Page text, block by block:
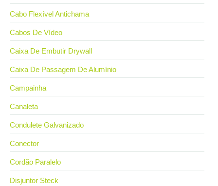
Cabo Flexível Antichama
Cabos De Vídeo
Caixa De Embutir Drywall
Caixa De Passagem De Alumínio
Campainha
Canaleta
Condulete Galvanizado
Conector
Cordão Paralelo
Disjuntor Steck